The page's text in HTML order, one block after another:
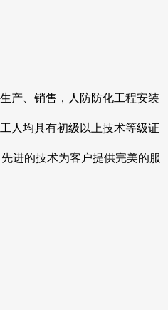
产、销售，人防防化工程安装
人均具有初级以上技术等级证
进的技术为客户提供完美的服